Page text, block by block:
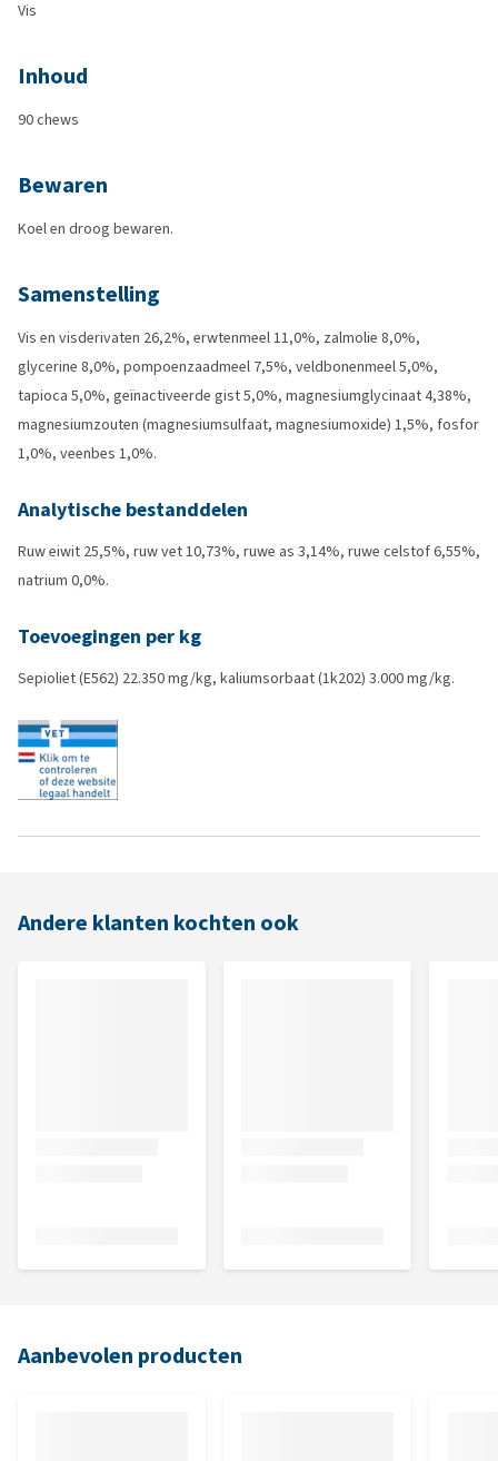
Vis
Inhoud
90 chews
Bewaren
Koel en droog bewaren.
Samenstelling
Vis en visderivaten 26,2%, erwtenmeel 11,0%, zalmolie 8,0%,
glycerine 8,0%, pompoenzaadmeel 7,5%, veldbonenmeel 5,0%,
tapioca 5,0%, geïnactiveerde gist 5,0%, magnesiumglycinaat 4,38%,
magnesiumzouten (magnesiumsulfaat, magnesiumoxide) 1,5%, fosfor
1,0%, veenbes 1,0%.
Analytische bestanddelen
Ruw eiwit 25,5%, ruw vet 10,73%, ruwe as 3,14%, ruwe celstof 6,55%,
natrium 0,0%.
Toevoegingen per kg
Sepioliet (E562) 22.350 mg/kg, kaliumsorbaat (1k202) 3.000 mg/kg.
Andere klanten kochten ook
Aanbevolen producten